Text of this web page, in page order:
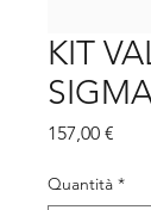
KIT
157,00 €
Quantità *